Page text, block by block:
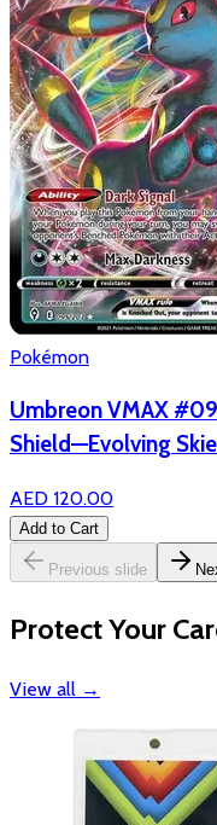
Pokémon
Umbreon VMAX
Shield—Evolving
AED 120.00
Add to Cart
Previous slide
Protect Your
View all →